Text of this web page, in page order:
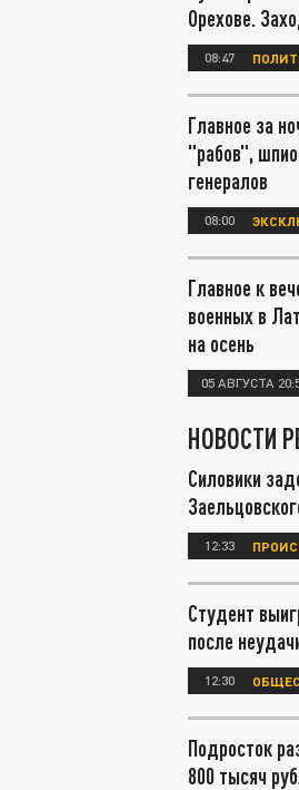
Орехове.
08:47
Главное за
"рабов",
генералов
08:00
Главное к
военных в
на осень
05 АВГУСТА
НОВОСТИ
Силовики
12:33
Студент
после
12:30
Подросток
800 тысяч